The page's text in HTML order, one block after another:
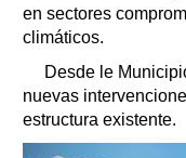
en sectores
climáticos.
Desde le
nuevas
estructura existente.